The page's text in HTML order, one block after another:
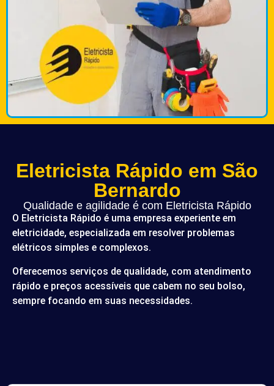
Eletricista Rápido em São
Bernardo
Qualidade e agilidade é com Eletricista Rápido
O Eletricista Rápido é uma empresa experiente em
eletricidade, especializada em resolver problemas
elétricos simples e complexos.
Oferecemos serviços de qualidade, com atendimento
rápido e preços acessíveis que cabem no seu bolso,
sempre focando em suas necessidades.